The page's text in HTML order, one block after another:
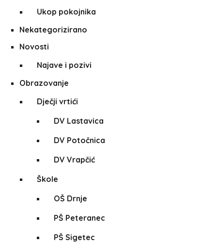
Ukop pokojnika
Nekategorizirano
Novosti
Najave i pozivi
Obrazovanje
Dječji vrtići
DV Lastavica
DV Potočnica
DV Vrapčić
Škole
OŠ Drnje
PŠ Peteranec
PŠ Sigetec